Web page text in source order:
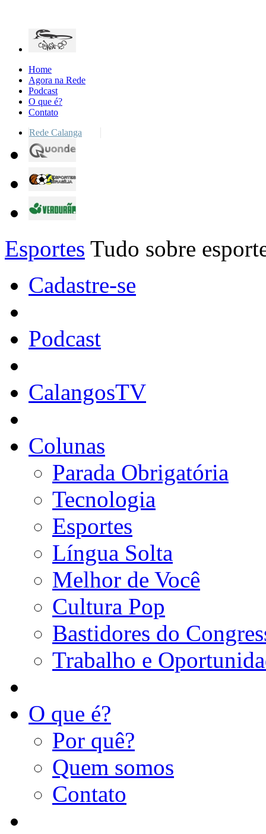
Home
Agora na Rede
Podcast
O que é?
Contato
Rede Calanga
Esportes Tudo sobre
Cadastre-se
Podcast
CalangosTV
Colunas
Parada Obrigatória
Tecnologia
Esportes
Língua Solta
Melhor de Você
Cultura Pop
Bastidores do
Trabalho e
O que é?
Por quê?
Quem somos
Contato